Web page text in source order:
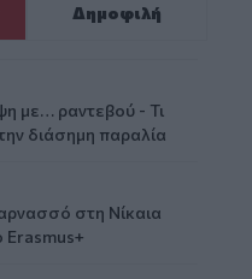
Δημοφιλή
με… ραντεβού - Τι
διάσημη παραλία
στη Νίκαια
Erasmus+